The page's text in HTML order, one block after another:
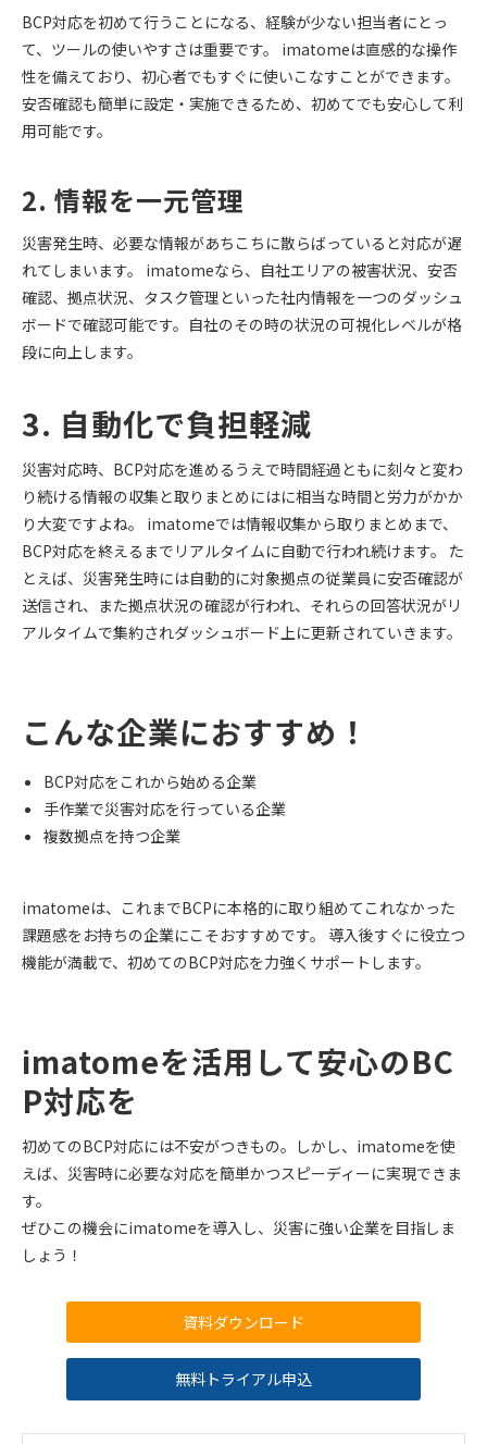
BCP対応を初めて行うことになる、経験が少ない担当者にとっ
て、ツールの使いやすさは重要です。 imatomeは直感的な操作
性を備えており、初心者でもすぐに使いこなすことができます。
安否確認も簡単に設定・実施できるため、初めてでも安心して利
用可能です。
2. 情報を一元管理
災害発生時、必要な情報があちこちに散らばっていると対応が遅
れてしまいます。 imatomeなら、自社エリアの被害状況、安否
確認、拠点状況、タスク管理といった社内情報を一つのダッシュ
ボードで確認可能です。自社のその時の状況の可視化レベルが格
段に向上します。
3. 自動化で負担軽減
災害対応時、BCP対応を進めるうえで時間経過ともに刻々と変わ
り続ける情報の収集と取りまとめにはに相当な時間と労力がかか
り大変ですよね。 imatomeでは情報収集から取りまとめまで、
BCP対応を終えるまでリアルタイムに自動で行われ続けます。 た
とえば、災害発生時には自動的に対象拠点の従業員に安否確認が
送信され、また拠点状況の確認が行われ、それらの回答状況がリ
アルタイムで集約されダッシュボード上に更新されていきます。
こんな企業におすすめ！
BCP対応をこれから始める企業
手作業で災害対応を行っている企業
複数拠点を持つ企業
imatomeは、これまでBCPに本格的に取り組めてこれなかった
課題感をお持ちの企業にこそおすすめです。 導入後すぐに役立つ
機能が満載で、初めてのBCP対応を力強くサポートします。
imatomeを活用して安心のBC
P対応を
初めてのBCP対応には不安がつきもの。しかし、imatomeを使
えば、災害時に必要な対応を簡単かつスピーディーに実現できま
す。
ぜひこの機会にimatomeを導入し、災害に強い企業を目指しま
しょう！
資料ダウンロード
無料トライアル申込